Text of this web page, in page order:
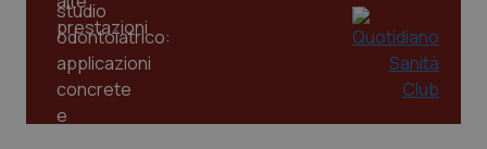
_ga
Google LLC
.quotidianosanita.it